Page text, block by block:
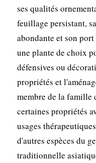
ses qualités
feuillage persistant,
abondante et son
une plante de choix
défensives ou
propriétés et
membre de la famille
certaines propriétés
usages
d'autres espèces du
traditionnelle